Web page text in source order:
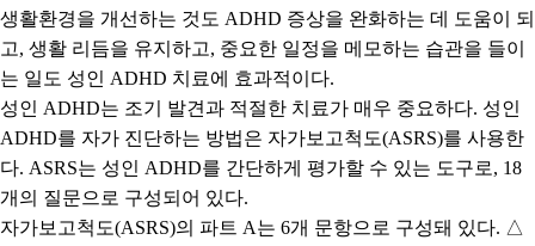
생활환경을 개선하는 것도 ADHD 증상을 완화하는 데 도움이 되
고, 생활 리듬을 유지하고, 중요한 일정을 메모하는 습관을 들이
는 일도 성인 ADHD 치료에 효과적이다.
성인 ADHD는 조기 발견과 적절한 치료가 매우 중요하다. 성인
ADHD를 자가 진단하는 방법은 자가보고척도(ASRS)를 사용한
다. ASRS는 성인 ADHD를 간단하게 평가할 수 있는 도구로, 18
개의 질문으로 구성되어 있다.
자가보고척도(ASRS)의 파트 A는 6개 문항으로 구성돼 있다. △